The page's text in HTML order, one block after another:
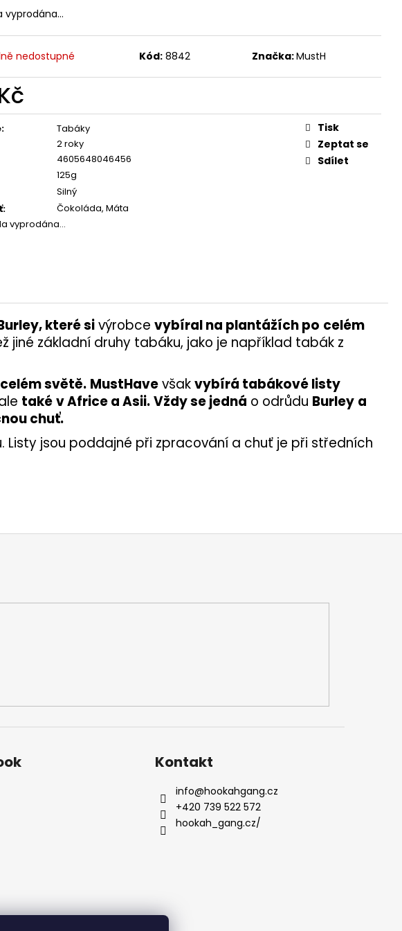
vyprodána…
nedostupné Kód: 8842 Značka:MustH
:
Tabáky
2 roky
4605648046456
125g
Silný
:
Čokoláda, Máta
vyprodána…
Tisk
Zeptat se
Sdílet
které sivýrobce vybíral na plantážích po celém
jiné základní druhy tabáku, jako je například tabák z
světě. MustHavevšakvybírá tabákové listy
takév Africe a Asii.Vždy se jedná o odrůdu Burley a
chuť.
Listy jsou poddajné při zpracování a chuť je při středních
Kontakt
info@hookahgang.cz
+420 739 522 572
hookah_gang.cz/